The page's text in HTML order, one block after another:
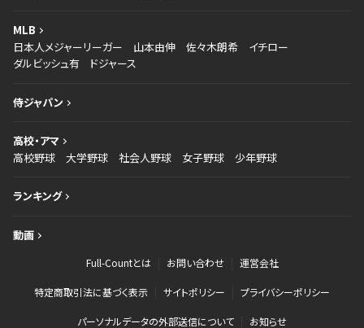
MLB
日本人メジャーリーガー
山本由伸 佐々木朗希
イチロー
ダルビッシュ有
ドジャース
侍ジャパン
高校・アマ
高校野球
大学野球 社会人野球 女子野球 少年野球
ランキング
動画
Full-Countとは お問い合わせ 運営会社
特定商取引法に基づく表示 サイトポリシー プライバシーポリシー
パーソナルデータの外部送信について お知らせ